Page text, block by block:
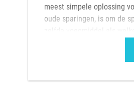
meest simpele oplossing
oude sparingen, is om de